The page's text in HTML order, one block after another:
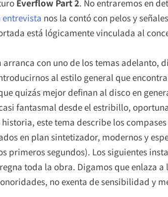
Everflow Part 2. No entraremos en
entrevista nos la contó con pelos y
está lógicamente vinculada al
con uno de los temas adelanto,
al estilo general que
quizás mejor definan al disco en
fantasmal desde el estribillo,
este tema describe los
en plan sintetizador, modernos y
primeros segundos). Los siguientes
toda la obra. Digamos que enlaza
no exenta de sensibilidad y